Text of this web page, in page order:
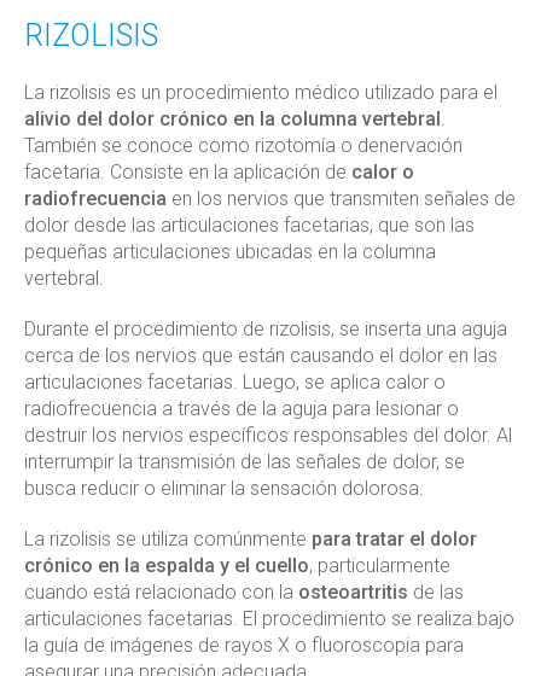
RIZOLISIS
La rizolisis es un procedimiento médico utilizado para el
alivio del dolor crónico en la columna vertebral .
También se conoce como rizotomía o denervación
facetaria. Consiste en la aplicación de calor o
radiofrecuencia en los nervios que transmiten señales de
dolor desde las articulaciones facetarias, que son las
pequeñas articulaciones ubicadas en la columna
vertebral.
Durante el procedimiento de rizolisis, se inserta una aguja
cerca de los nervios que están causando el dolor en las
articulaciones facetarias. Luego, se aplica calor o
radiofrecuencia a través de la aguja para lesionar o
destruir los nervios específicos responsables del dolor. Al
interrumpir la transmisión de las señales de dolor, se
busca reducir o eliminar la sensación dolorosa.
La rizolisis se utiliza comúnmente para tratar el dolor
crónico en la espalda y el cuello, particularmente
cuando está relacionado con la osteoartritis de las
articulaciones facetarias. El procedimiento se realiza bajo
la guía de imágenes de rayos X o fluoroscopia para